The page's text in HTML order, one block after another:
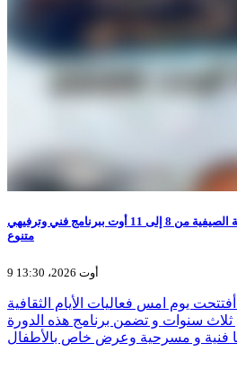
الرقاب تحتضن الأيام الثقافية الصيفية من 8 إلى 11 أوت ببرنامج فني وترفيهي
متنوع
9 أوت 2026، 13:30
يوم امس فعاليات الأيام الثقافية
ثلاث سنوات و تضمن برنامج هذه الدورة